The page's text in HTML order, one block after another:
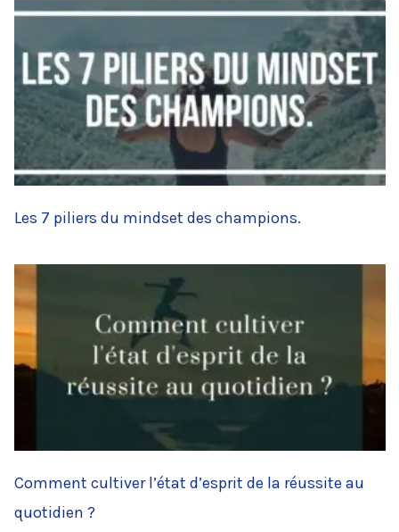
Les 7 piliers du mindset des champions.
Comment cultiver l’état d’esprit de la réussite au
quotidien ?